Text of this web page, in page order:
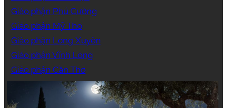
Giáo phận Phú Cường
Giáo phận Mỹ Tho
Giáo phận Long Xuyên
Giáo phận Vĩnh Long
Giáo phận Cần Thơ